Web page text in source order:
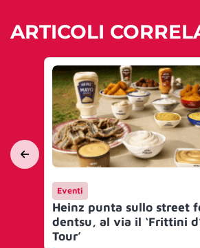
ARTICOLI
Eventi
Heinz punta sullo street
dentsu, al via il ‘Frittini
Tour’